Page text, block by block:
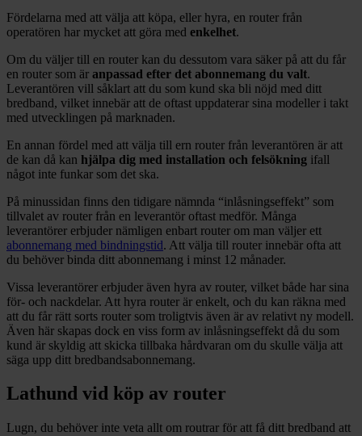
Fördelarna med att välja att köpa, eller hyra, en router från
operatören har mycket att göra med enkelhet.
Om du väljer till en router kan du dessutom vara säker på att du får
en router som är anpassad efter det abonnemang du valt.
Leverantören vill såklart att du som kund ska bli nöjd med ditt
bredband, vilket innebär att de oftast uppdaterar sina modeller i takt
med utvecklingen på marknaden.
En annan fördel med att välja till ern router från leverantören är att
de kan då kan hjälpa dig med installation och felsökning ifall
något inte funkar som det ska.
På minussidan finns den tidigare nämnda “inlåsningseffekt” som
tillvalet av router från en leverantör oftast medför. Många
leverantörer erbjuder nämligen enbart router om man väljer ett
abonnemang med bindningstid. Att välja till router innebär ofta att
du behöver binda ditt abonnemang i minst 12 månader.
Vissa leverantörer erbjuder även hyra av router, vilket både har sina
för- och nackdelar. Att hyra router är enkelt, och du kan räkna med
att du får rätt sorts router som troligtvis även är av relativt ny modell.
Även här skapas dock en viss form av inlåsningseffekt då du som
kund är skyldig att skicka tillbaka hårdvaran om du skulle välja att
säga upp ditt bredbandsabonnemang.
Lathund vid köp av router
Lugn, du behöver inte veta allt om routrar för att få ditt bredband att